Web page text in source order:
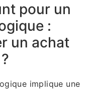
pour un
:
un achat
implique une